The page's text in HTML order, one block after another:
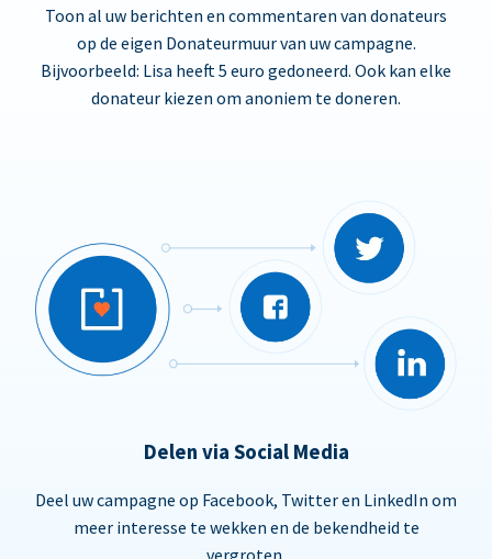
Toon al uw berichten en commentaren van donateurs
op de eigen Donateurmuur van uw campagne.
Bijvoorbeeld: Lisa heeft 5 euro gedoneerd. Ook kan elke
donateur kiezen om anoniem te doneren.
Delen via Social Media
Deel uw campagne op Facebook, Twitter en LinkedIn om
meer interesse te wekken en de bekendheid te